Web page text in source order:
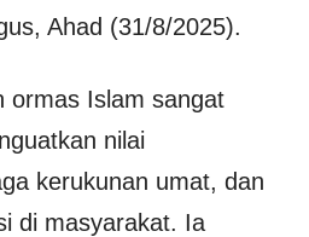
Ahad (31/8/2025).
ormas Islam sangat
nilai
kerukunan umat, dan
di masyarakat. Ia